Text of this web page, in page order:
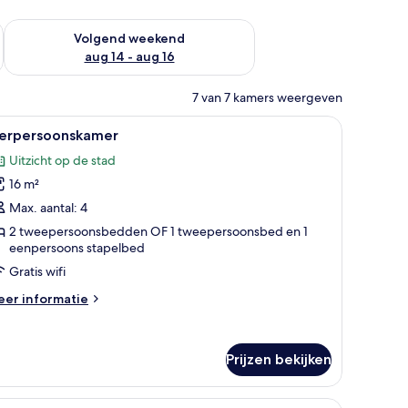
weekend aug 7 - aug 9
Volgend weekend
aug 14 - aug 16
De beschikbaarheid controleren voor volgend weekend aug
7 van 7 kamers weergeven
televisie en een trap. Een hotelkamer met twee bedden, een
12
Uitzicht op de stad
16 m²
Max. aantal: 4
2 tweepersoonsbedden OF 1 tweepersoonsbed en 1
eenpersoons stapelbed
Gratis wifi
informatie
Prijzen bekijken
een bureau, een stoel, een koelkast en een spiegel.Een slaapkamer met een stapelbed, een